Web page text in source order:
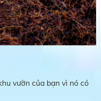
vườn của bạn vì nó có